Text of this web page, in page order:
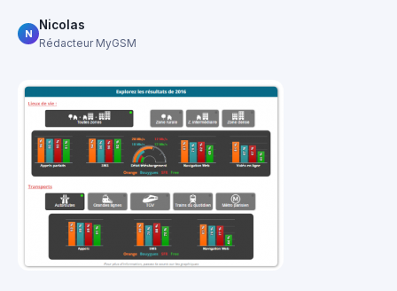
N
Nicolas
Rédacteur MyGSM